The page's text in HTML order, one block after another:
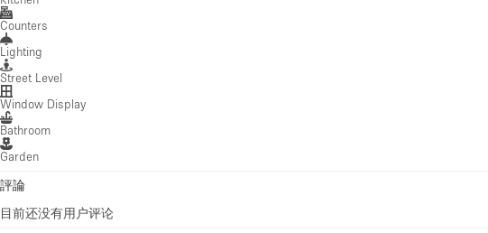
Counters
Lighting
Street Level
Window Display
Bathroom
Garden
評論
目前还没有用户评论